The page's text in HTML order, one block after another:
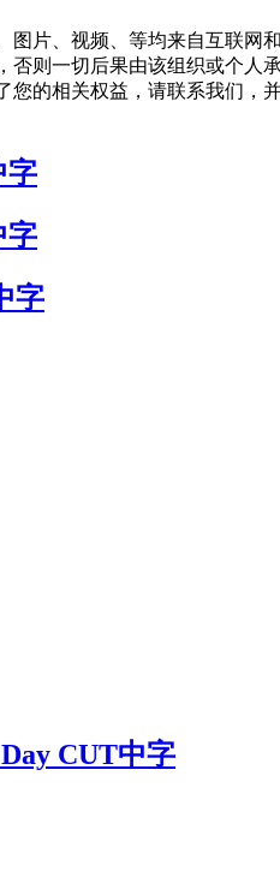
图片、视频、等均来自互联网
否则一切后果由该组织或个人
您的相关权益，请联系我们，
字
字
字
CUT中字